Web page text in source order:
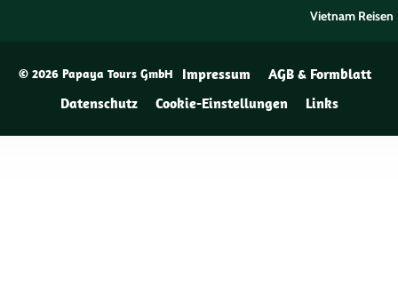
Vietnam Reisen
© 2026 Papaya Tours GmbH Impressum
AGB & Formblatt
Datenschutz
Cookie-Einstellungen Links